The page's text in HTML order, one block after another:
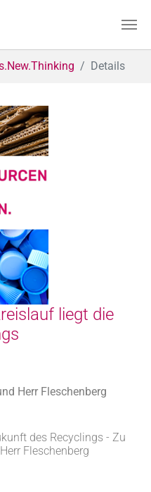
Details
liegt die
Herr Fleschenberg
des Recyclings - Zu
Fleschenberg